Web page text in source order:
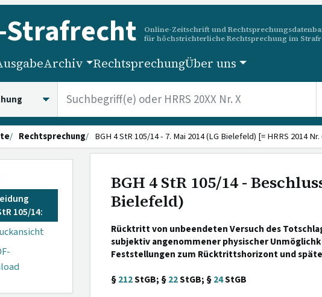
Online-Zeitschrift und
für höchstrichterliche Rechtsprechung im
Archiv RechtsprechungÜber uns
Rechtsprechung BGH 4 StR 105/14 - 7. Mai 2014 (LG Bielefeld) [= HRRS 2014 Nr.
105/14:
BGH 4 StR 105/14 -
Bielefeld)
Rücktritt von unbeendeten Versuch des
subjektiv angenommener physischer
Feststellungen zum Rücktrittshorizont und
§212StGB; §22StGB; §24StGB